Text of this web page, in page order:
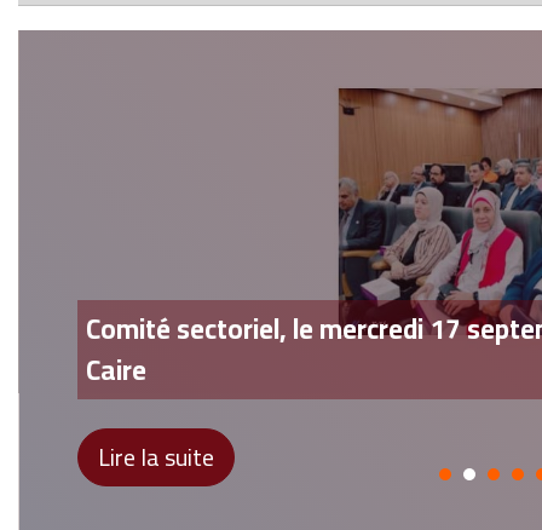
Comité sectoriel, le mercredi 17
Caire
Lire la suite